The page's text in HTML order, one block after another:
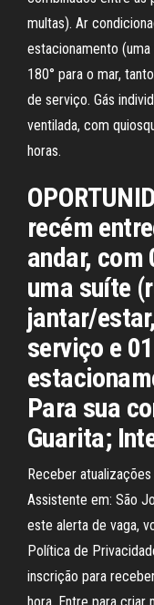
multas). Ar
estacionamento
180° para o mar,
de serviço. Gás
ventilada, com
horas.
recém
andar, com
uma suíte
jantar/
serviço e
Para sua
Guarita;
Receber
Assistente em: São
este alerta de vaga,
Política de
inscrição para